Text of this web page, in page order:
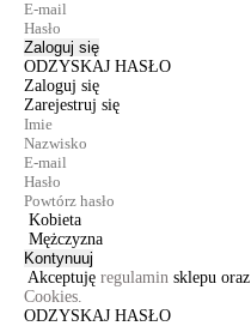
Zaloguj się
ODZYSKAJ HASŁO
Zaloguj się
Zarejestruj się
Kobieta
Mężczyzna
Kontynuuj
Akceptuję regulamin sklepu oraz
Cookies.
ODZYSKAJ HASŁO